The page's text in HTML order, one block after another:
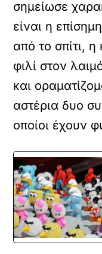
σημείωσε
είναι η
από το σπίτι,
φιλί στον
και
αστέρια δυο
οποίοι έχουν